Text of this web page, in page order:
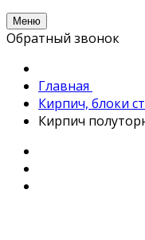
Меню
Обратный звонок
Главная
Кирпич, блоки
Кирпич